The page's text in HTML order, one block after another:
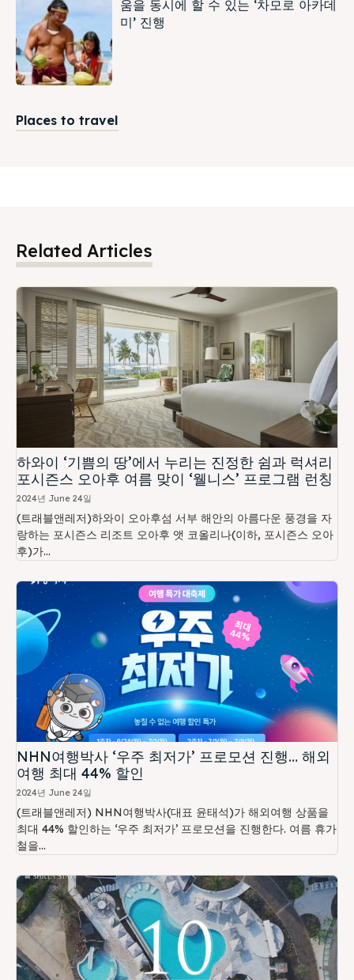
움을 동시에 할 수 있는 ‘차모로 아카데
미’ 진행
Places to travel
Related Articles
하와이 ‘기쁨의 땅’에서 누리는 진정한 쉼과 럭셔리
포시즌스 오아후 여름 맞이 ‘웰니스’ 프로그램 런칭
2024년 June 24일
(트래블앤레저)하와이 오아후섬 서부 해안의 아름다운 풍경을 자
랑하는 포시즌스 리조트 오아후 앳 코올리나(이하, 포시즌스 오아
후)가...
NHN여행박사 ‘우주 최저가’ 프로모션 진행… 해외
여행 최대 44% 할인
2024년 June 24일
(트래블앤레저) NHN여행박사(대표 윤태석)가 해외여행 상품을
최대 44% 할인하는 ‘우주 최저가’ 프로모션을 진행한다. 여름 휴가
철을...